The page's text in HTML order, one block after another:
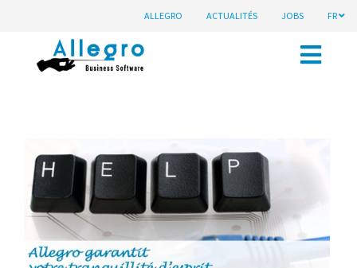
ALLEGRO ACTUALITÉS JOBS FR